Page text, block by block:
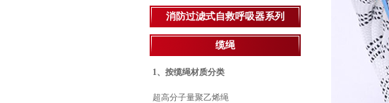
消防过滤式自救呼吸器系列
缆绳
1、按缆绳材质分类
超高分子量聚乙烯绳